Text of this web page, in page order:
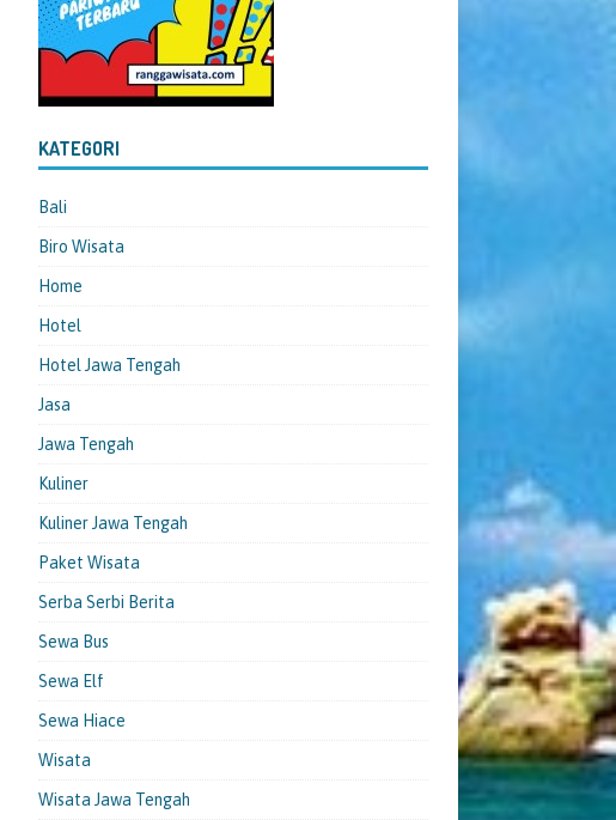
KATEGORI
Bali
Biro Wisata
Home
Hotel
Hotel Jawa Tengah
Jasa
Jawa Tengah
Kuliner
Kuliner Jawa Tengah
Paket Wisata
Serba Serbi Berita
Sewa Bus
Sewa Elf
Sewa Hiace
Wisata
Wisata Jawa Tengah